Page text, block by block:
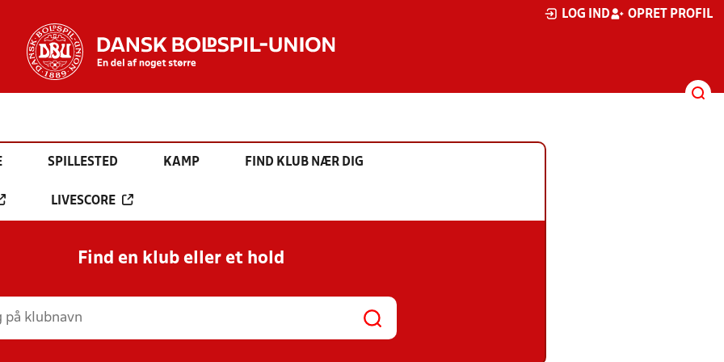
LOG IND OPRET PROFIL
SPILLESTED KAMP FIND KLUB NÆR DIG
LIVESCORE
Find en klub eller et hold